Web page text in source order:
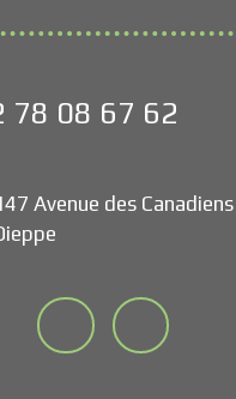
78 08 67 62
Avenue des Canadiens